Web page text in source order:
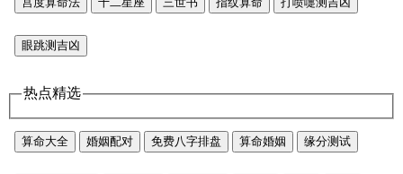
眼跳测吉凶
热点精选
算命大全 婚姻配对 免费八字排盘 算命婚姻 缘分测试